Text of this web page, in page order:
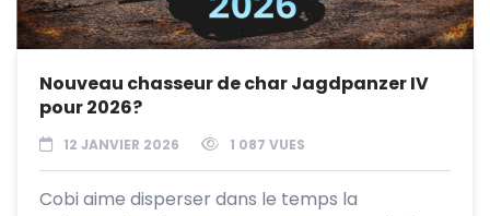
Nouveau chasseur de char Jagdpanzer IV
pour 2026?
12 JANVIER 2026 1 087 VUES
Cobi aime disperser dans le temps la